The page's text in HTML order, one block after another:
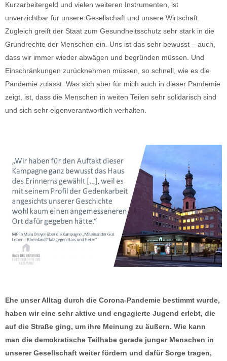
Kurzarbeitergeld und vielen weiteren Instrumenten, ist
unverzichtbar für unsere Gesellschaft und unsere Wirtschaft.
Zugleich greift der Staat zum Gesundheitsschutz sehr stark in die
Grundrechte der Menschen ein. Uns ist das sehr bewusst – auch,
dass wir immer wieder abwägen und begründen müssen. Und
Einschränkungen zurücknehmen müssen, so schnell, wie es die
Pandemie zulässt. Was sich aber für mich auch in dieser Pandemie
zeigt, ist, dass die Menschen in weiten Teilen sehr solidarisch sind
und sich sehr eigenverantwortlich verhalten.
Ehe unser Alltag durch die Corona-Pandemie bestimmt wurde,
haben wir eine sehr aktive und engagierte Jugend erlebt, die
auf die Straße ging, um ihre Meinung zu äußern. Wie kann
man die demokratische Teilhabe gerade junger Menschen in
unserer Gesellschaft weiter fördern und dafür Sorge tragen,